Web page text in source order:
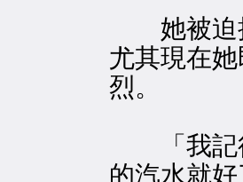
她被迫接
尤其現在
烈。
「我記得
的汽水就好